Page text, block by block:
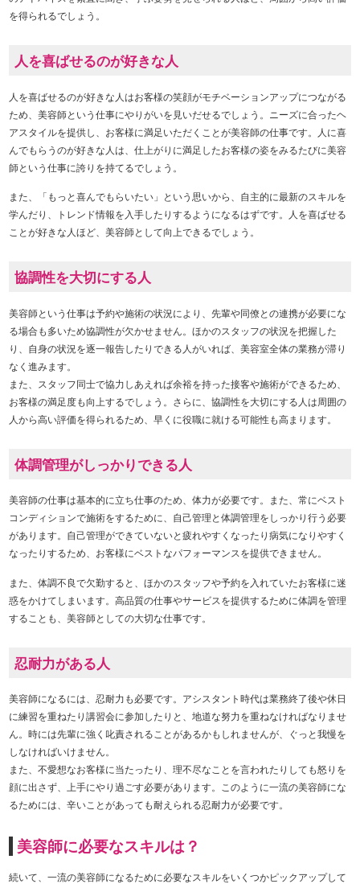
を得られるでしょう。
人を喜ばせるのが好きな人
人を喜ばせるのが好きな人はお客様の笑顔がモチベーションアップにつながる
ため、美容師という仕事にやりがいを見いだせるでしょう。ニーズに合ったヘ
アスタイルを提供し、お客様に満足いただくことが美容師の仕事です。人に喜
んでもらうのが好きな人は、仕上がりに満足したお客様の姿をみるたびに美容
師という仕事に誇りを持てるでしょう。
また、「もっと喜んでもらいたい」という思いから、自主的に最新のスキルを
学んだり、トレンド情報を入手したりするようになるはずです。人を喜ばせる
ことが好きな人ほど、美容師として向上できるでしょう。
協調性を大切にする人
美容師という仕事は予約や施術の状況により、先輩や同僚との連携が必要にな
る場合も多いため協調性が欠かせません。ほかのスタッフの状況を把握した
り、自身の状況を逐一報告したりできる人がいれば、美容室全体の業務が滞り
なく進みます。
また、スタッフ同士で協力しあえれば余裕を持った接客や施術ができるため、
お客様の満足度も向上するでしょう。さらに、協調性を大切にする人は周囲の
人から高い評価を得られるため、早くに役職に就ける可能性も高まります。
体調管理がしっかりできる人
美容師の仕事は基本的に立ち仕事のため、体力が必要です。また、常にベスト
コンディションで施術をするために、自己管理と体調管理をしっかり行う必要
があります。自己管理ができていないと疲れやすくなったり病気になりやすく
なったりするため、お客様にベストなパフォーマンスを提供できません。
また、体調不良で欠勤すると、ほかのスタッフや予約を入れていたお客様に迷
惑をかけてしまいます。高品質の仕事やサービスを提供するために体調を管理
することも、美容師としての大切な仕事です。
忍耐力がある人
美容師になるには、忍耐力も必要です。アシスタント時代は業務終了後や休日
に練習を重ねたり講習会に参加したりと、地道な努力を重ねなければなりませ
ん。時には先輩に強く叱責されることがあるかもしれませんが、ぐっと我慢を
しなければいけません。
また、不愛想なお客様に当たったり、理不尽なことを言われたりしても怒りを
顔に出さず、上手にやり過ごす必要があります。このように一流の美容師にな
るためには、辛いことがあっても耐えられる忍耐力が必要です。
美容師に必要なスキルは？
続いて、一流の美容師になるために必要なスキルをいくつかピックアップして